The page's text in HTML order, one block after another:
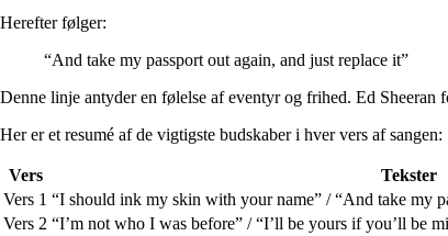
Herefter følger:
“And take my passport out again, and just replace it”
Denne linje antyder en følelse af eventyr og frihed. Ed Sheeran
Her er et resumé af de vigtigste budskaber i hver vers af sangen:
Vers Tekster
Vers 1 “I should ink my skin with your name” / “And take my
Vers 2 “I’m not who I was before” / “I’ll be yours if you’ll be